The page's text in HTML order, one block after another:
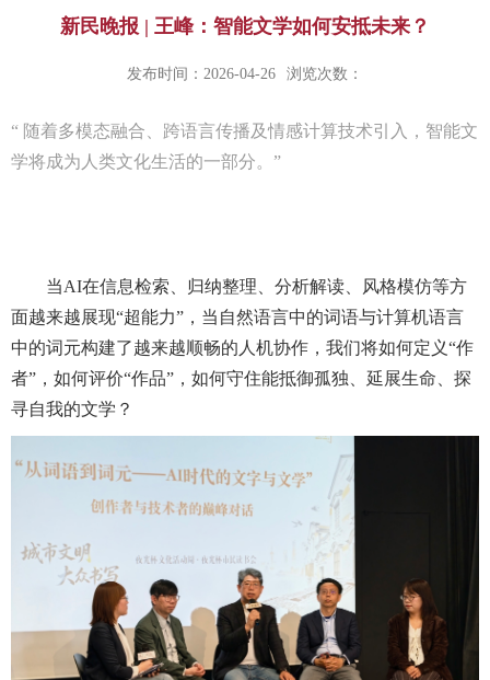
新民晚报 | 王峰：智能文学如何安抵未来？
发布时间：2026-04-26 浏览次数：
“ 随着多模态融合、跨语言传播及情感计算技术引入，智能文
学将成为人类文化生活的一部分。”
当AI在信息检索、归纳整理、分析解读、风格模仿等方
面越来越展现“超能力”，当自然语言中的词语与计算机语言
中的词元构建了越来越顺畅的人机协作，我们将如何定义“作
者”，如何评价“作品”，如何守住能抵御孤独、延展生命、探
寻自我的文学？